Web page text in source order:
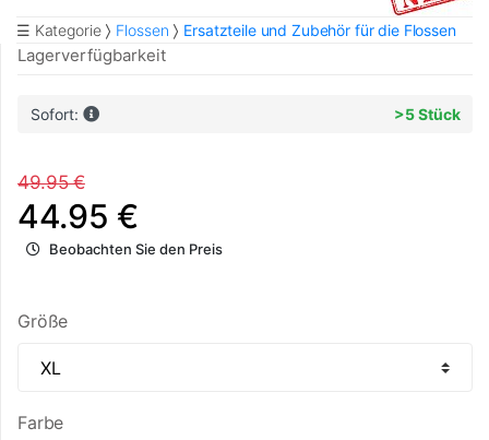
☰ Kategorie Flossen Ersatzteile und Zubehör für die Flossen
Lagerverfügbarkeit
Sofort: >5 Stück
49.95 €
44.95 €
Beobachten Sie den Preis
Größe
Farbe